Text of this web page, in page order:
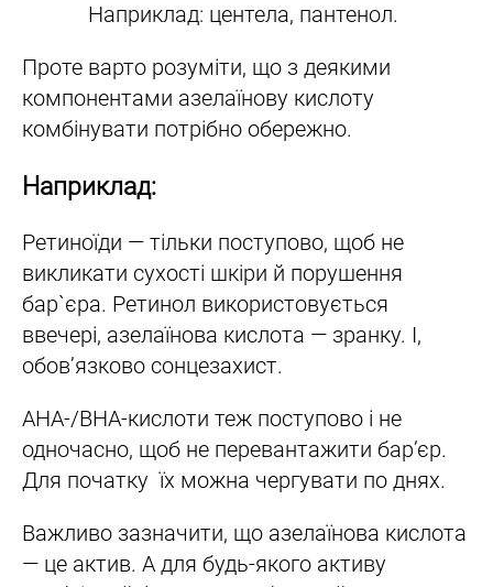
Наприклад: центела, пантенол.
Проте варто розуміти, що з деякими
компонентами азелаїнову кислоту
комбінувати потрібно обережно.
Наприклад:
Ретиноїди — тільки поступово, щоб не
викликати сухості шкіри й порушення
бар`єра. Ретинол використовується
ввечері, азелаїнова кислота — зранку. І,
обов’язково сонцезахист.
AHA-/BHA-кислоти теж поступово і не
одночасно, щоб не перевантажити бар’єр.
Для початку їх можна чергувати по днях.
Важливо зазначити, що азелаїнова кислота
— це актив. А для будь-якого активу